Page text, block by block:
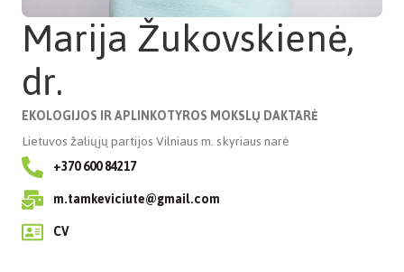
Marija Žukovskienė,
dr.
EKOLOGIJOS IR APLINKOTYROS MOKSLŲ DAKTARĖ
Lietuvos žaliųjų partijos Vilniaus m. skyriaus narė
+370 600 84217
m.tamkeviciute@gmail.com
CV